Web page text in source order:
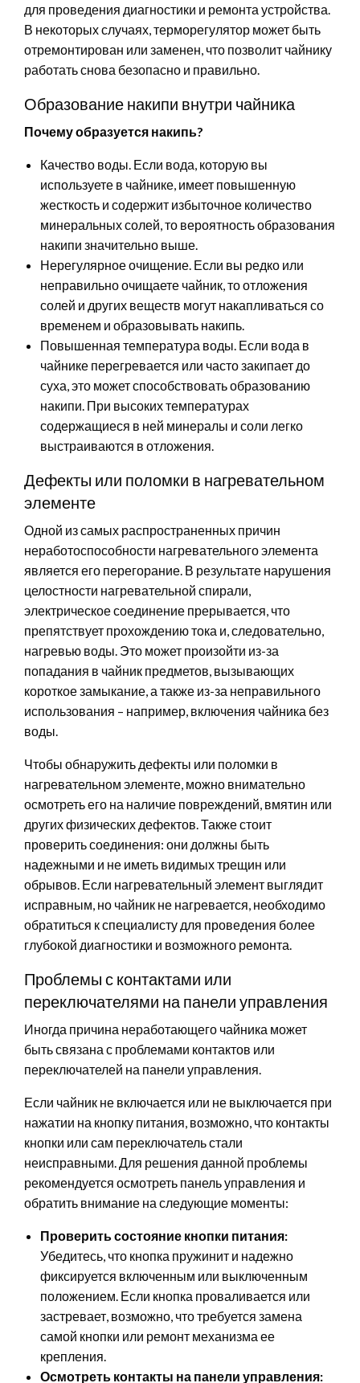
для проведения диагностики и ремонта устройства.
В некоторых случаях, терморегулятор может быть
отремонтирован или заменен, что позволит чайнику
работать снова безопасно и правильно.
Образование накипи внутри чайника
Почему образуется накипь?
Качество воды. Если вода, которую вы
используете в чайнике, имеет повышенную
жесткость и содержит избыточное количество
минеральных солей, то вероятность образования
накипи значительно выше.
Нерегулярное очищение. Если вы редко или
неправильно очищаете чайник, то отложения
солей и других веществ могут накапливаться со
временем и образовывать накипь.
Повышенная температура воды. Если вода в
чайнике перегревается или часто закипает до
суха, это может способствовать образованию
накипи. При высоких температурах
содержащиеся в ней минералы и соли легко
выстраиваются в отложения.
Дефекты или поломки в нагревательном
элементе
Одной из самых распространенных причин
неработоспособности нагревательного элемента
является его перегорание. В результате нарушения
целостности нагревательной спирали,
электрическое соединение прерывается, что
препятствует прохождению тока и, следовательно,
нагревью воды. Это может произойти из-за
попадания в чайник предметов, вызывающих
короткое замыкание, а также из-за неправильного
использования – например, включения чайника без
воды.
Чтобы обнаружить дефекты или поломки в
нагревательном элементе, можно внимательно
осмотреть его на наличие повреждений, вмятин или
других физических дефектов. Также стоит
проверить соединения: они должны быть
надежными и не иметь видимых трещин или
обрывов. Если нагревательный элемент выглядит
исправным, но чайник не нагревается, необходимо
обратиться к специалисту для проведения более
глубокой диагностики и возможного ремонта.
Проблемы с контактами или
переключателями на панели управления
Иногда причина неработающего чайника может
быть связана с проблемами контактов или
переключателей на панели управления.
Если чайник не включается или не выключается при
нажатии на кнопку питания, возможно, что контакты
кнопки или сам переключатель стали
неисправными. Для решения данной проблемы
рекомендуется осмотреть панель управления и
обратить внимание на следующие моменты:
Проверить состояние кнопки питания:
Убедитесь, что кнопка пружинит и надежно
фиксируется включенным или выключенным
положением. Если кнопка проваливается или
застревает, возможно, что требуется замена
самой кнопки или ремонт механизма ее
крепления.
Осмотреть контакты на панели управления: